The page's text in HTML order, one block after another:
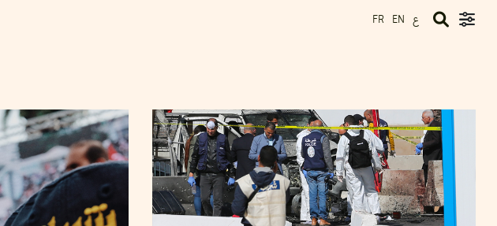
FR EN ع